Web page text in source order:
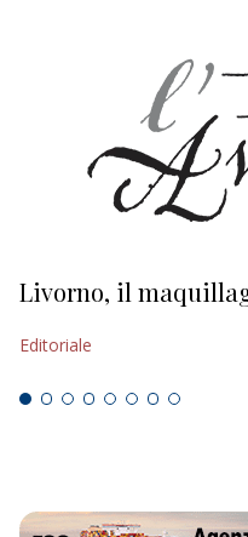
Livorno, il
Editoriale